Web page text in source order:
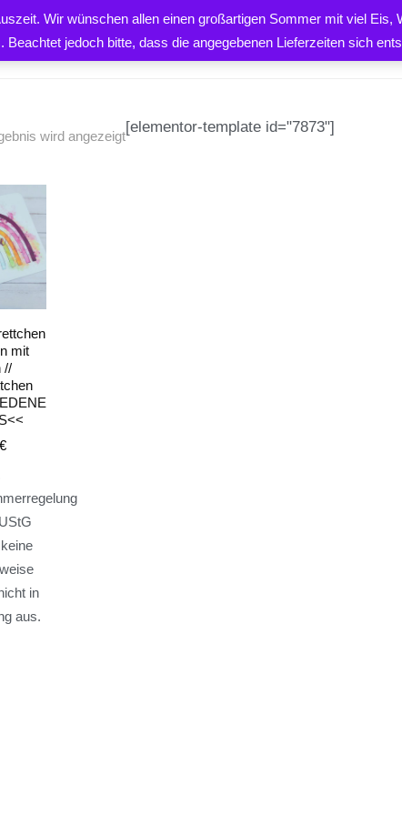
Wir wünschen allen einen großartigen Sommer mit viel
jedoch bitte, dass die angegebenen Lieferzeiten sich
ÜBER UNS KONTAKT
[elementor-template id="7873"]
wird angezeigt
mit
//
€
in
aus.